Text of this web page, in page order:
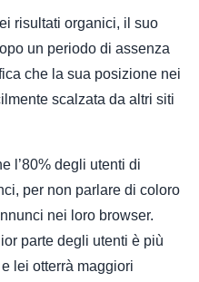
risultati organici, il suo
un periodo di assenza
che la sua posizione nei
scalzata da altri siti
l’80% degli utenti di
per non parlare di coloro
nei loro browser.
parte degli utenti è più
lei otterrà maggiori